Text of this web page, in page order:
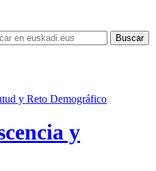
y Reto Demográfico
y